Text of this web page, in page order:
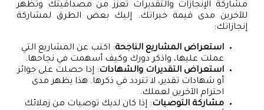
مشاركة الإنجازات والتقديرات تعزز من مصداقيتك وتظهر
للآخرين مدى قيمة خبراتك. إليك بعض الطرق لمشاركة
إنجازاتك:
استعراض المشاريع الناجحة: اكتب عن المشاريع التي
عملت عليها، واذكر دورك وكيف أسهمت في نجاحها.
استعراض التقديرات والشهادات: إذا حصلت على جوائز
أو شهادات تقدير، لا تتردد في ذكرها. هذا يظهر مدى
احترام الآخرين لعملك.
مشاركة التوصيات: إذا كان لديك توصيات من زملائك